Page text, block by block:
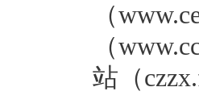
（
（
站（